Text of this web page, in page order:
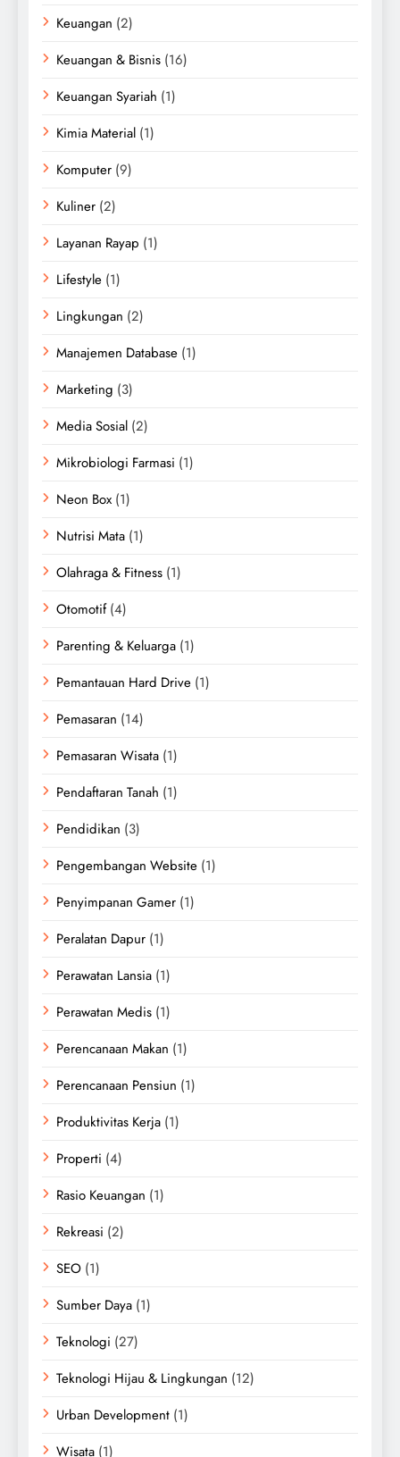
Keuangan (2)
Keuangan & Bisnis (16)
Keuangan Syariah (1)
Kimia Material (1)
Komputer (9)
Kuliner (2)
Layanan Rayap (1)
Lifestyle (1)
Lingkungan (2)
Manajemen Database (1)
Marketing (3)
Media Sosial (2)
Mikrobiologi Farmasi (1)
Neon Box (1)
Nutrisi Mata (1)
Olahraga & Fitness (1)
Otomotif(4)
Parenting & Keluarga (1)
Pemantauan Hard Drive (1)
Pemasaran (14)
Pemasaran Wisata (1)
Pendaftaran Tanah (1)
Pendidikan (3)
Pengembangan Website (1)
Penyimpanan Gamer (1)
Peralatan Dapur (1)
Perawatan Lansia (1)
Perawatan Medis (1)
Perencanaan Makan (1)
Perencanaan Pensiun (1)
Produktivitas Kerja (1)
Properti (4)
Rasio Keuangan (1)
Rekreasi (2)
SEO (1)
Sumber Daya (1)
Teknologi (27)
Teknologi Hijau & Lingkungan (12)
Urban Development (1)
Wisata (1)